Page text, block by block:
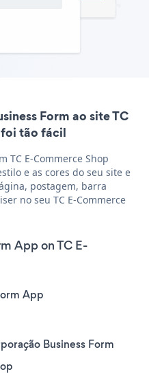
Form ao site TC
foi tão fácil
TC E-Commerce Shop
e as cores do seu site e
postagem, barra
no seu TC E-Commerce
App on TC E-
App
Business Form